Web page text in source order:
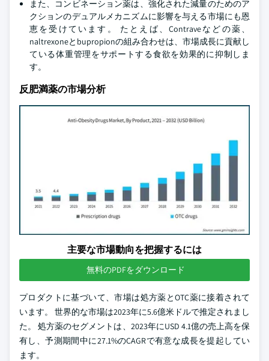
また、コンビネーション薬は、強化された減量のためのア
クションのデュアルメカニズムに影響を与える市場にも恩
恵を受けています。 たとえば、Contraveなどの薬、
naltrexoneとbupropionの組み合わせは、市場成長に貢献し
ている体重管理をサポートする食欲を効果的に抑制しま
す。
反肥満薬の市場分析
主要な市場動向を把握するには
無料のPDFをダウンロード
プロダクトに基づいて、市場は処方薬とOTC薬に接着されて
います。 世界的な市場は2023年に5.6億米ドルで推定されまし
た。 処方薬のセグメントは、2023年にUSD 4.1億の売上高を保
有し、予測期間中に27.1%のCAGRで有意な成長を提起してい
ます。